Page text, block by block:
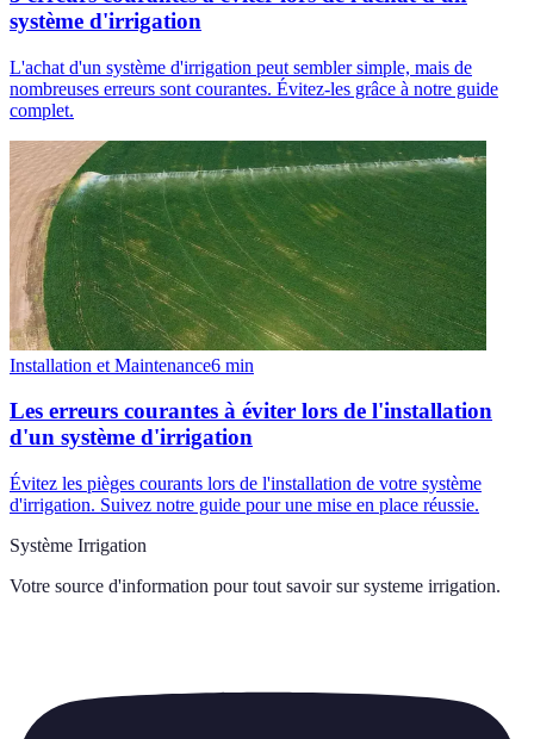
système d'irrigation
L'achat d'un système d'irrigation peut sembler simple, mais de
nombreuses erreurs sont courantes. Évitez-les grâce à notre guide
complet.
Installation et Maintenance6 min
Les erreurs courantes à éviter lors de l'installation
d'un système d'irrigation
Évitez les pièges courants lors de l'installation de votre système
d'irrigation. Suivez notre guide pour une mise en place réussie.
Système Irrigation
Votre source d'information pour tout savoir sur systeme irrigation.